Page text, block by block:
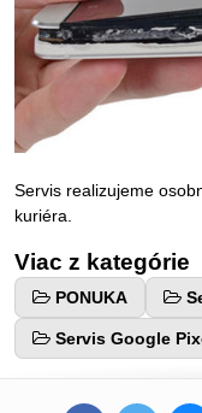
Servis realizujeme
kuriéra.
Viac z kategórie
PONUKA
Servis Google